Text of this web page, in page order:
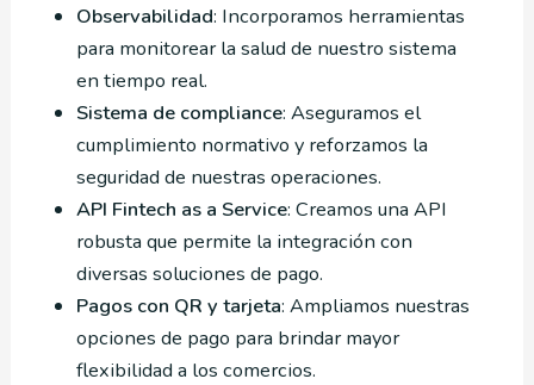
Observabilidad: Incorporamos herramientas
para monitorear la salud de nuestro sistema
en tiempo real.
Sistema de compliance: Aseguramos el
cumplimiento normativo y reforzamos la
seguridad de nuestras operaciones.
API Fintech as a Service: Creamos una API
robusta que permite la integración con
diversas soluciones de pago.
Pagos con QR y tarjeta: Ampliamos nuestras
opciones de pago para brindar mayor
flexibilidad a los comercios.